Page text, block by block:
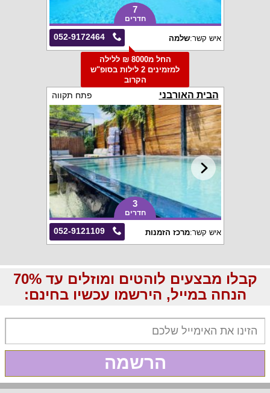
7
חדרים
052-9172464 איש קשר:שלמה
החל מ8000 ₪ ללילה
למזמינים 2 לילות בסופ"ש
הקרוב
הבית האורבני פתח תקווה
3
חדרים
052-9121109 איש קשר:מרכז הזמנות
קבלו מבצעים לוהטים ומוזלים עד 70%
הנחה במייל, הירשמו עכשיו בחינם:
הרשמה